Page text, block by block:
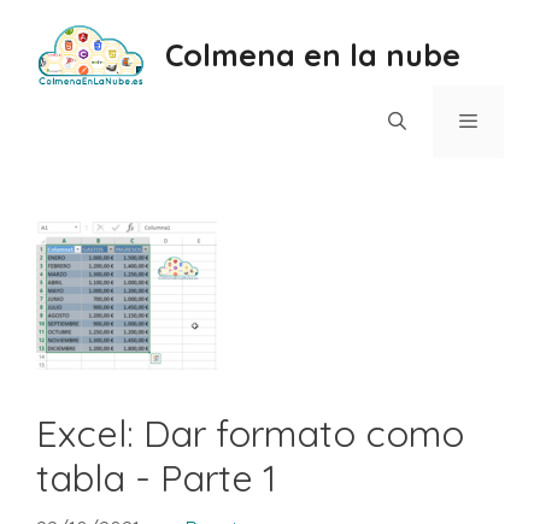
contenido
Colmena en la nube
Excel: Dar formato como
tabla - Parte 1